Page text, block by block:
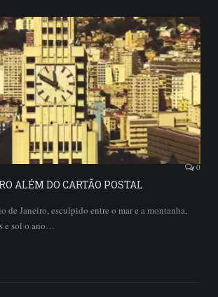
0
ALÉM DO CARTÃO POSTAL
de Janeiro, esculpido entre o mar e a montanha,
e sol o ano…